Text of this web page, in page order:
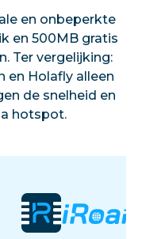
en onbeperkte
en 500MB gratis
Ter vergelijking:
en Holafly alleen
de snelheid en
hotspot.